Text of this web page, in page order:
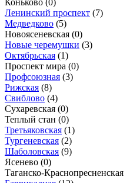
Ленинский проспект (7)
Медведково (5)
Новоясеневская (0)
Новые черемушки (3)
Октябрьская (1)
Проспект мира (0)
Профсоюзная (3)
Рижская (8)
Свиблово (4)
Сухаревская (0)
Теплый стан (0)
Третьяковская (1)
Тургеневская (2)
Шаболовская (9)
Ясенево (0)
Таганско-Краснопресненская